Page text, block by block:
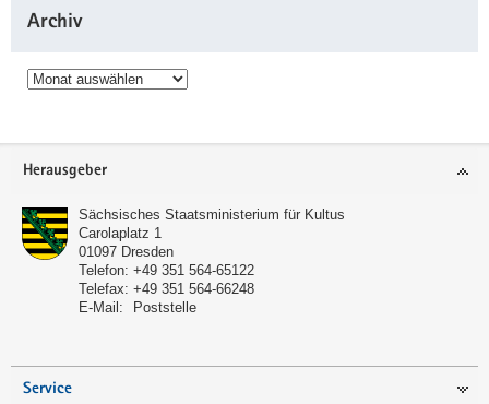
Archiv
Archiv
Service
Herausgeber
Sächsisches Staatsministerium für Kultus
Carolaplatz 1
01097 Dresden
Telefon: +49 351 564-65122
Telefax: +49 351 564-66248
E-Mail:
Poststelle
Service